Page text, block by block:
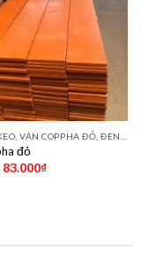
đỏ
83.000₫